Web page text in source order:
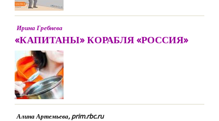
Ирина Гребнева
«КАПИТАНЫ» КОРАБЛЯ «РОССИЯ»
Алина Артемьева, prim.rbc.ru